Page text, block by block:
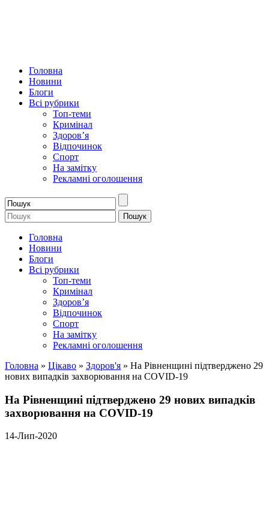
Головна
Новини
Блоги
Всі рубрики
Топ-теми
Кримінал
Здоров’я
Відпочинок
Спорт
На замітку
Рекламні оголошення
Головна
Новини
Блоги
Всі рубрики
Топ-теми
Кримінал
Здоров’я
Відпочинок
Спорт
На замітку
Рекламні оголошення
Головна » Цікаво » Здоров'я » На Рівненщині підтверджено 29
нових випадків захворювання на COVID-19
На Рівненщині підтверджено 29 нових випадків
захворювання на COVID-19
14-Лип-2020